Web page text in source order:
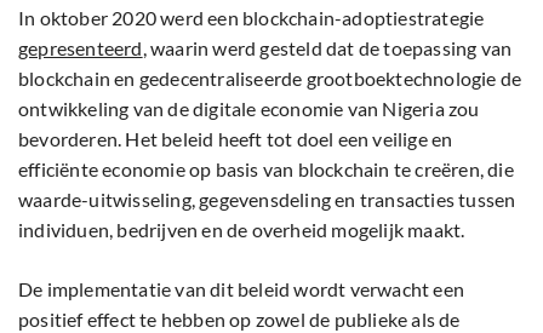
In oktober 2020 werd een blockchain-adoptiestrategie
gepresenteerd, waarin werd gesteld dat de toepassing van
blockchain en gedecentraliseerde grootboektechnologie de
ontwikkeling van de digitale economie van Nigeria zou
bevorderen. Het beleid heeft tot doel een veilige en
efficiënte economie op basis van blockchain te creëren, die
waarde-uitwisseling, gegevensdeling en transacties tussen
individuen, bedrijven en de overheid mogelijk maakt.
De implementatie van dit beleid wordt verwacht een
positief effect te hebben op zowel de publieke als de